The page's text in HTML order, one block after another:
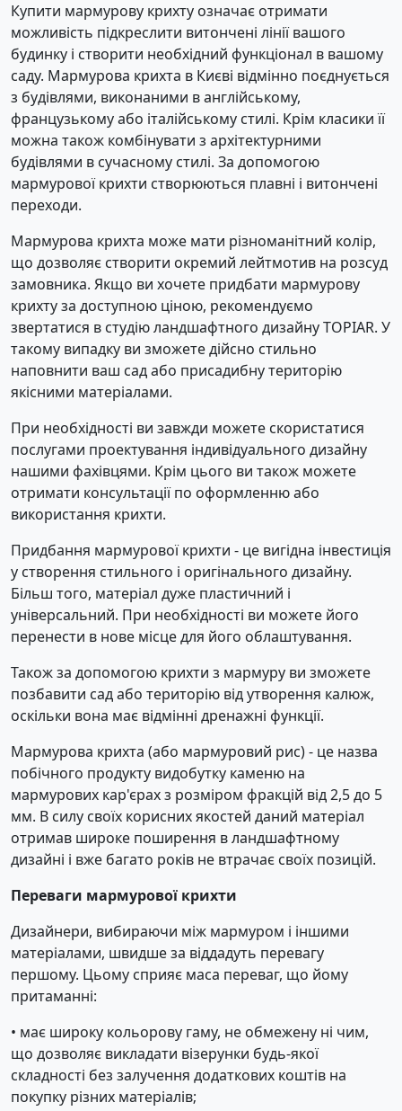
Купити мармурову крихту означає отримати
можливість підкреслити витончені лінії вашого
будинку і створити необхідний функціонал в вашому
саду. Мармурова крихта в Києві відмінно поєднується
з будівлями, виконаними в англійському,
французькому або італійському стилі. Крім класики її
можна також комбінувати з архітектурними
будівлями в сучасному стилі. За допомогою
мармурової крихти створюються плавні і витончені
переходи.
Мармурова крихта може мати різноманітний колір,
що дозволяє створити окремий лейтмотив на розсуд
замовника. Якщо ви хочете придбати мармурову
крихту за доступною ціною, рекомендуємо
звертатися в студію ландшафтного дизайну TOPIAR. У
такому випадку ви зможете дійсно стильно
наповнити ваш сад або присадибну територію
якісними матеріалами.
При необхідності ви завжди можете скористатися
послугами проектування індивідуального дизайну
нашими фахівцями. Крім цього ви також можете
отримати консультації по оформленню або
використання крихти.
Придбання мармурової крихти - це вигідна інвестиція
у створення стильного і оригінального дизайну.
Більш того, матеріал дуже пластичний і
універсальний. При необхідності ви можете його
перенести в нове місце для його облаштування.
Також за допомогою крихти з мармуру ви зможете
позбавити сад або територію від утворення калюж,
оскільки вона має відмінні дренажні функції.
Мармурова крихта (або мармуровий рис) - це назва
побічного продукту видобутку каменю на
мармурових кар'єрах з розміром фракцій від 2,5 до 5
мм. В силу своїх корисних якостей даний матеріал
отримав широке поширення в ландшафтному
дизайні і вже багато років не втрачає своїх позицій.
Переваги мармурової крихти
Дизайнери, вибираючи між мармуром і іншими
матеріалами, швидше за віддадуть перевагу
першому. Цьому сприяє маса переваг, що йому
притаманні:
• має широку кольорову гаму, не обмежену ні чим,
що дозволяє викладати візерунки будь-якої
складності без залучення додаткових коштів на
покупку різних матеріалів;